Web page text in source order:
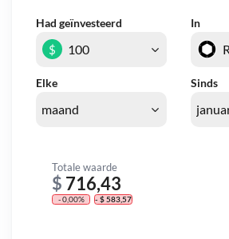
Had geïnvesteerd In
Elke Sinds
$
Totale waarde
$ 716,43
- 0,00% - $ 583,57